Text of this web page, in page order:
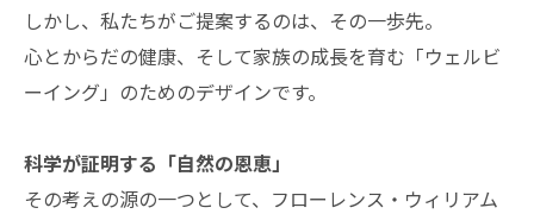
しかし、私たちがご提案するのは、その一歩先。
心とからだの健康、そして家族の成長を育む「ウェルビ
ーイング」のためのデザインです。
科学が証明する「自然の恩恵」
その考えの源の一つとして、フローレンス・ウィリアム